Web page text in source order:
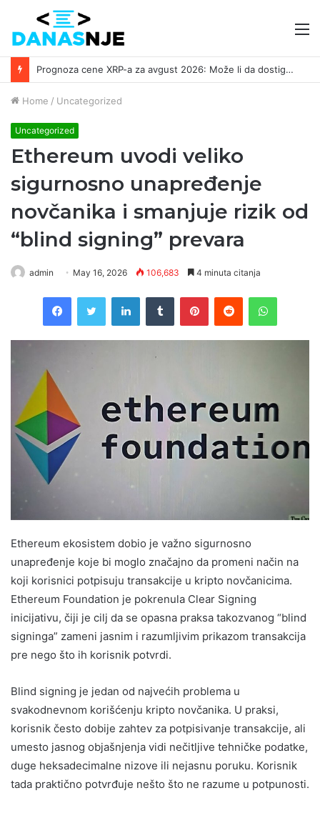
Prognoza cene XRP-a za avgust 2026: Može li da dostigne 1,50 dolara? ￼
Home / Uncategorized
Uncategorized
Ethereum uvodi veliko
sigurnosno unapređenje
novčanika i smanjuje rizik od
“blind signing” prevara
admin May 16, 2026 106,683 4 minuta citanja
FacebookTwitter LinkedInTumblr PinterestReddit
Ethereum ekosistem dobio je važno sigurnosno
unapređenje koje bi moglo značajno da promeni način na
koji korisnici potpisuju transakcije u kripto novčanicima.
Ethereum Foundation je pokrenula Clear Signing
inicijativu, čiji je cilj da se opasna praksa takozvanog “blind
signinga” zameni jasnim i razumljivim prikazom transakcija
pre nego što ih korisnik potvrdi.
Blind signing je jedan od najvećih problema u
svakodnevnom korišćenju kripto novčanika. U praksi,
korisnik često dobije zahtev za potpisivanje transakcije, ali
umesto jasnog objašnjenja vidi nečitljive tehničke podatke,
duge heksadecimalne nizove ili nejasnu poruku. Korisnik
tada praktično potvrđuje nešto što ne razume u potpunosti.